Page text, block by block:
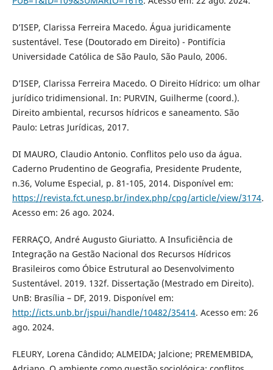
D’ISEP, Clarissa Ferreira Macedo. Água juridicamente
sustentável. Tese (Doutorado em Direito) - Pontifícia
Universidade Católica de São Paulo, São Paulo, 2006.
D’ISEP, Clarissa Ferreira Macedo. O Direito Hídrico: um olhar
jurídico tridimensional. In: PURVIN, Guilherme (coord.).
Direito ambiental, recursos hídricos e saneamento. São
Paulo: Letras Jurídicas, 2017.
DI MAURO, Claudio Antonio. Conflitos pelo uso da água.
Caderno Prudentino de Geografia, Presidente Prudente,
n.36, Volume Especial, p. 81-105, 2014. Disponível em:
https://revista.fct.unesp.br/index.php/cpg/article/view/3174.
Acesso em: 26 ago. 2024.
FERRAÇO, André Augusto Giuriatto. A Insuficiência de
Integração na Gestão Nacional dos Recursos Hídricos
Brasileiros como Óbice Estrutural ao Desenvolvimento
Sustentável. 2019. 132f. Dissertação (Mestrado em Direito).
UnB: Brasília – DF, 2019. Disponível em:
http://icts.unb.br/jspui/handle/10482/35414. Acesso em: 26
ago. 2024.
FLEURY, Lorena Cândido; ALMEIDA; Jalcione; PREMEMBIDA,